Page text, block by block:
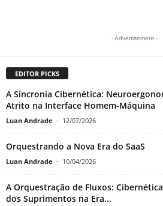
- Advertisement -
EDITOR PICKS
A Sincronia Cibernética:
Atrito na Interface Homem-Máquina
Luan Andrade - 12/07/2026
Orquestrando a Nova Era do SaaS
Luan Andrade - 10/04/2026
A Orquestração de Fluxos:
dos Suprimentos na Era...